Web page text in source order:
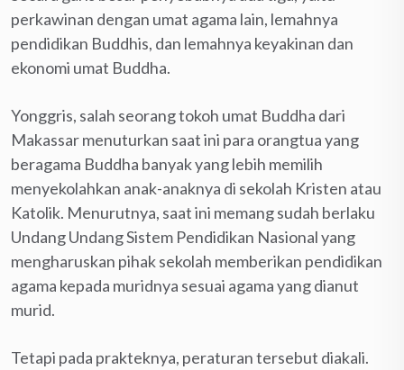
perkawinan dengan umat agama lain, lemahnya
pendidikan Buddhis, dan lemahnya keyakinan dan
ekonomi umat Buddha.
Yonggris, salah seorang tokoh umat Buddha dari
Makassar menuturkan saat ini para orangtua yang
beragama Buddha banyak yang lebih memilih
menyekolahkan anak-anaknya di sekolah Kristen atau
Katolik. Menurutnya, saat ini memang sudah berlaku
Undang Undang Sistem Pendidikan Nasional yang
mengharuskan pihak sekolah memberikan pendidikan
agama kepada muridnya sesuai agama yang dianut
murid.
Tetapi pada prakteknya, peraturan tersebut diakali.